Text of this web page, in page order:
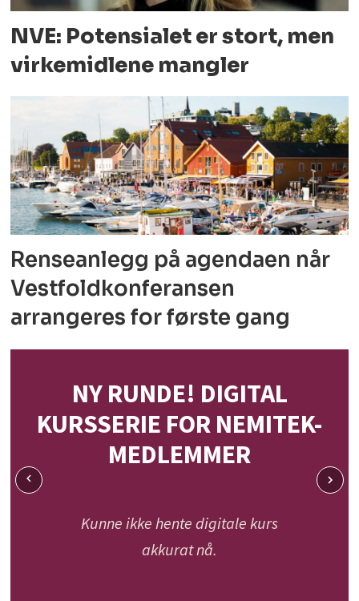
NVE: Potensialet er stort, men
virkemidlene mangler
Renseanlegg på agendaen når
Vestfoldkonferansen
arrangeres for første gang
NY RUNDE! DIGITAL
KURSSERIE FOR NEMITEK-
MEDLEMMER
Kunne ikke hente digitale kurs
akkurat nå.